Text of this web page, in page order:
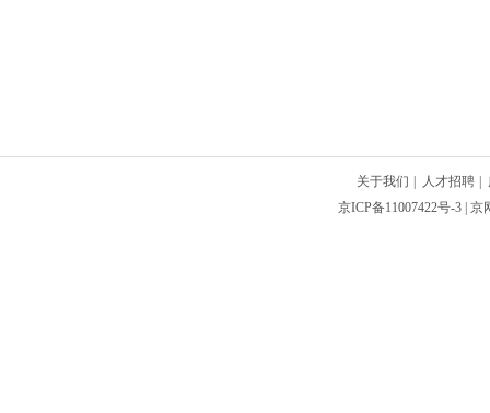
关于我们 人才招聘
京ICP备11007422号-3 |